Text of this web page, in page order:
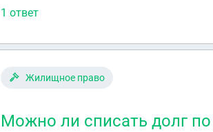
1 ответ
Жилищное право
Можно ли списать долг